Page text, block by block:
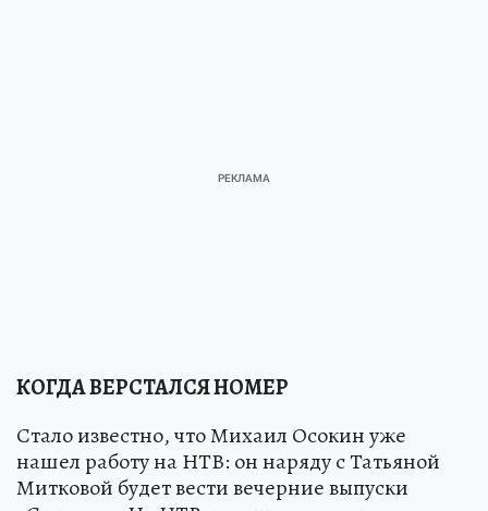
КОГДА ВЕРСТАЛСЯ НОМЕР
Стало известно, что Михаил Осокин уже
нашел работу на НТВ: он наряду с Татьяной
Митковой будет вести вечерние выпуски